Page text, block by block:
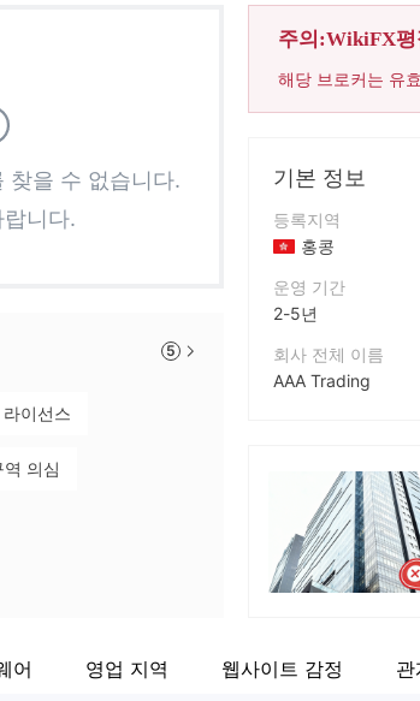
찾을 수 없습니다.
니다.
5
이선스
의심
주의:WikiFX평
해당 브로커는 유
기본 정보
등록지역
홍콩
운영 기간
2-5년
회사 전체 이름
AAA Trading
기업 직원
어 영업 지역 웹사이트 감정 관